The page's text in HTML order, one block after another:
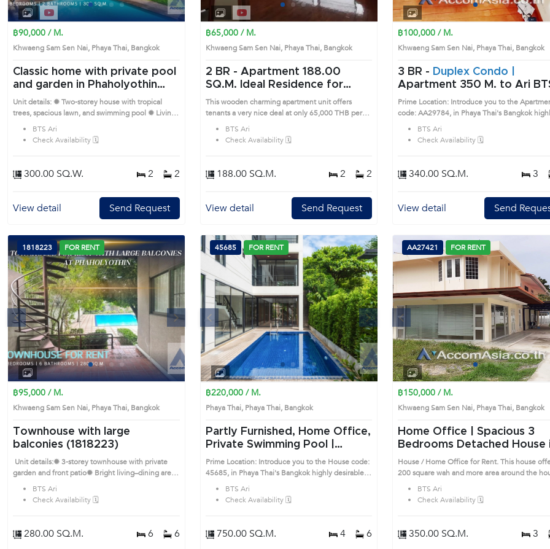
1 2 3 4
฿90,000 / M.
Khwaeng Sam Sen Nai, Phaya Thai, Bangkok
Classic home with private pool
and garden in Phaholyothin
(AA13424)
Unit details: ✹ Two-storey house with tropical
trees, spacious lawn, and swimming pool ✹ Living
room with terracotta floors, cozy sofas, and
garden-facing windows ✹ Kitchen with separate
layout, storage counters, and electric appliances ✹
and bright windows ✹ Bathrooms with twin basins,
bathtub, and stone-style walls Remark : All of
registration at Land Department shall be equally
shared. Prime Location: Introduce you to the
highly desirable district. This prime location
surrounds
BTS Ari
Check Availability 🗓️
300.00 SQ.W. 2 2
View detail Send Request
1 2 3 4
฿65,000 / M.
Khwaeng Sam Sen Nai, Phaya Thai, Bangkok
2 BR - Apartment 188.00
SQ.M. Ideal Residence for
Executives (1413040)
This wooden charming apartment unit offers
tenants a very nice deal at only 65,000 THB per
month. This unit has 2 bedrooms with 188 sq.m.
size of usable area suitable and comfortable for
family living. Special character with big balcony
windows allow nice natural breezy wind and warm
sunlight shine and lighten up the whole area.
prepare perfect meal for your family member and
guests. Welcoming and homely common area fully
area all set with warm and bright tone sofa. This
apartment is surrounded by many localities and
accessible distance to BTS Ari, providing every
tenants convenience lifestyle. Prime Location:
Introduce you to the House code: 1413040, in
Phaya Thai's Bangkok highly desirable district. This
prime location surrounds
BTS Ari
Check Availability 🗓️
188.00 SQ.M. 2 2
View detail Send Request
1 2 3 4
฿100,000 / M.
Khwaeng Sam Sen Nai, Phaya Thai,
3 BR - Duplex Condo |
Apartment 350 M. to Ari
(AA29784)
Prime Location: Introduce you to the
code: AA29784, in Phaya Thai's Bangkok highly
desirable district. This prime location
BTS Ari
Check Availability 🗓️
340.00 SQ.M. 3
View detail Send
Next
1 2 3 4
1818223 FOR RENT
฿95,000 / M.
Khwaeng Sam Sen Nai, Phaya Thai, Bangkok
Townhouse with large
balconies (1818223)
Unit details:✹ 3-storey townhouse with private
garden and front patio✹ Bright living–dining area
with white-tone interiors and tiled floors✹
Separate kitchen with access to outdoor laundry
area✹ Bedrooms with wide windows and soft-
bathtub and natural airflow Prime Location:
Introduce you to the House code: 1818223, in
BTS Ari
Check Availability 🗓️
280.00 SQ.M. 6 6
Previous Next
1 2 3 4
45685 FOR RENT
฿220,000 / M.
Phaya Thai, Phaya Thai, Bangkok
Partly Furnished, Home Office,
Private Swimming Pool |
Spacious 4 Bedrooms
Detached House in Phaya Thai
(45685)
Prime Location: Introduce you to the House code:
45685, in Phaya Thai's Bangkok highly desirable
district. This prime location surrounds
BTS Ari
Check Availability 🗓️
750.00 SQ.M. 4 6
Previous Next
1 2 3 4
AA27421 FOR RENT
฿150,000 / M.
Khwaeng Sam Sen Nai, Phaya Thai,
Home Office | Spacious 3
Bedrooms Detached House in
Phaya Thai (AA27421)
House / Home Office for Rent. This house
200 square wah and more area around the
nice wooden floor inside the house, huge
each room. Prime Location: Introduce you to
House code: AA27421, in Phaya Thai's Bangkok
surrounds
BTS Ari
Check Availability 🗓️
350.00 SQ.M. 3